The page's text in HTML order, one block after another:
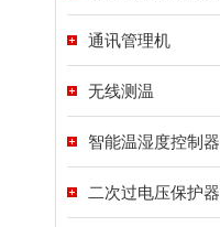
通讯管理机
无线测温
智能温湿度控制器
二次过电压保护器